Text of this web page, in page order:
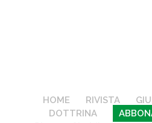
HOME RIVISTA
DOTTRINA